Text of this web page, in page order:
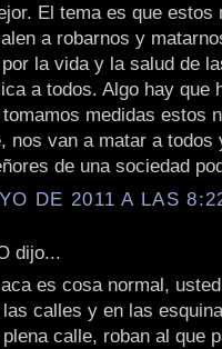
El tema es que
a robarnos y
la vida y la salud de
a todos. Algo hay que
medidas estos
nos van a matar a
de una sociedad
DE 2011 A LAS
dijo...
es cosa normal,
calles y en las
calle, roban al que